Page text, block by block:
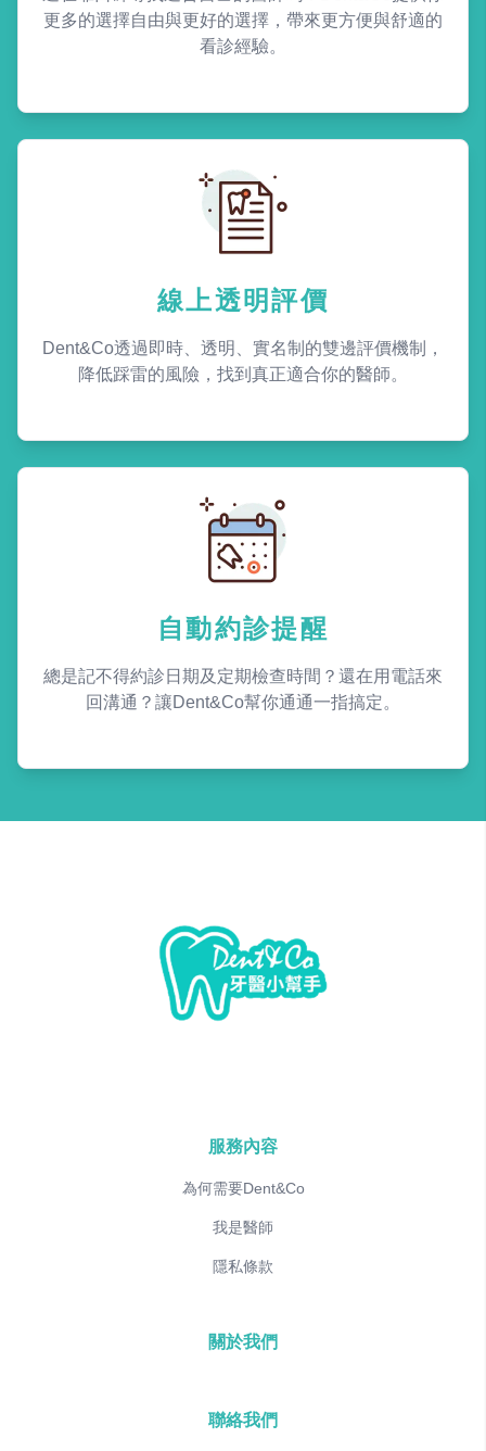
更多的選擇自由與更好的選擇，帶來更方便與舒適的
看診經驗。
線上透明評價
Dent&Co透過即時、透明、實名制的雙邊評價機制，
降低踩雷的風險，找到真正適合你的醫師。
自動約診提醒
總是記不得約診日期及定期檢查時間？還在用電話來
回溝通？讓Dent&Co幫你通通一指搞定。
服務內容
為何需要Dent&Co
我是醫師
隱私條款
關於我們
聯絡我們